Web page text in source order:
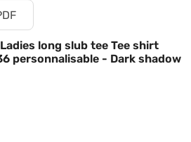
Ladies long slub tee Tee shirt
personnalisable - Dark shadow